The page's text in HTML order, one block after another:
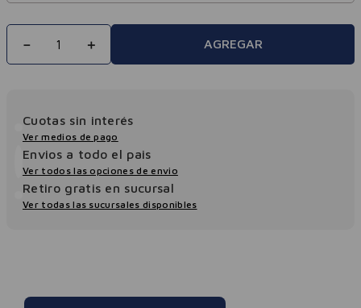
＋
－ AGREGAR
Cuotas sin interés
Ver medios de pago
Envios a todo el pais
Ver todos las opciones de envio
Retiro gratis en sucursal
Ver todas las sucursales disponibles